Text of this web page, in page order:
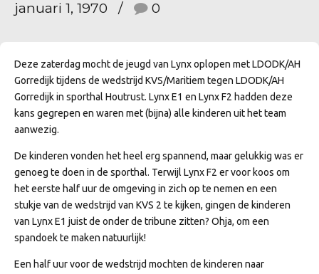
januari 1, 1970 0
Deze zaterdag mocht de jeugd van Lynx oplopen met LDODK/AH
Gorredijk tijdens de wedstrijd KVS/Maritiem tegen LDODK/AH
Gorredijk in sporthal Houtrust. Lynx E1 en Lynx F2 hadden deze
kans gegrepen en waren met (bijna) alle kinderen uit het team
aanwezig.
De kinderen vonden het heel erg spannend, maar gelukkig was er
genoeg te doen in de sporthal. Terwijl Lynx F2 er voor koos om
het eerste half uur de omgeving in zich op te nemen en een
stukje van de wedstrijd van KVS 2 te kijken, gingen de kinderen
van Lynx E1 juist de onder de tribune zitten? Ohja, om een
spandoek te maken natuurlijk!
Een half uur voor de wedstrijd mochten de kinderen naar